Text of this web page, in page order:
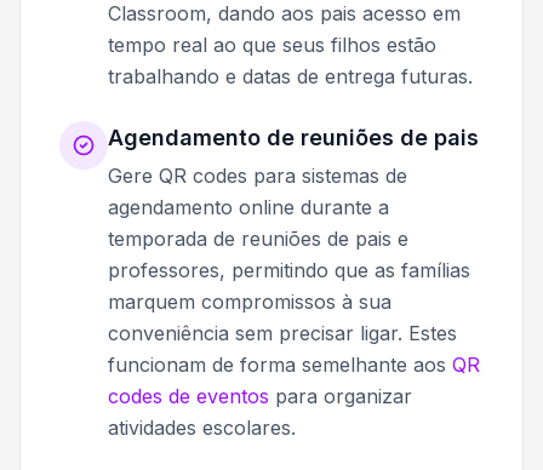
Classroom, dando aos pais acesso em
tempo real ao que seus filhos estão
trabalhando e datas de entrega futuras.
Agendamento de reuniões de pais
Gere QR codes para sistemas de
agendamento online durante a
temporada de reuniões de pais e
professores, permitindo que as famílias
marquem compromissos à sua
conveniência sem precisar ligar. Estes
funcionam de forma semelhante aos QR
codes de eventos para organizar
atividades escolares.